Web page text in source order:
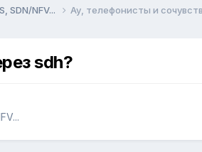
SDN/NFV... Ау, телефонисты и
sdh?